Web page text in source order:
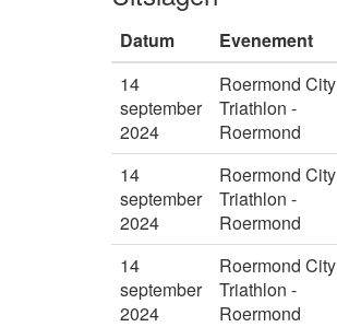
Datum Evenement
14
september
2024
Roermond City
Triathlon -
Roermond
14
september
2024
Roermond City
Triathlon -
Roermond
14
september
2024
Roermond City
Triathlon -
Roermond